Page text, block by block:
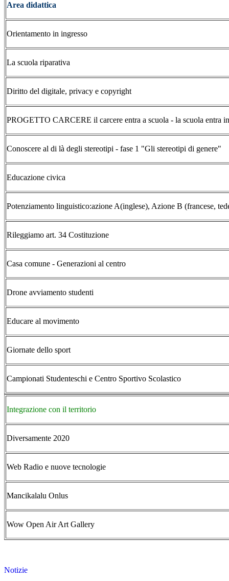
Area didattica
Orientamento in ingresso
La scuola riparativa
Diritto del digitale, privacy e copyright
PROGETTO CARCERE il carcere entra a scuola - la scuola entra
Conoscere al di là degli stereotipi - fase 1 "Gli stereotipi di genere"
Educazione civica
Potenziamento linguistico:azione A(inglese), Azione B (francese,
Rileggiamo art. 34 Costituzione
Casa comune - Generazioni al centro
Drone avviamento studenti
Educare al movimento
Giornate dello sport
Campionati Studenteschi e Centro Sportivo Scolastico
Integrazione con il territorio
Diversamente 2020
Web Radio e nuove tecnologie
Mancikalalu Onlus
Wow Open Air Art Gallery
Notizie